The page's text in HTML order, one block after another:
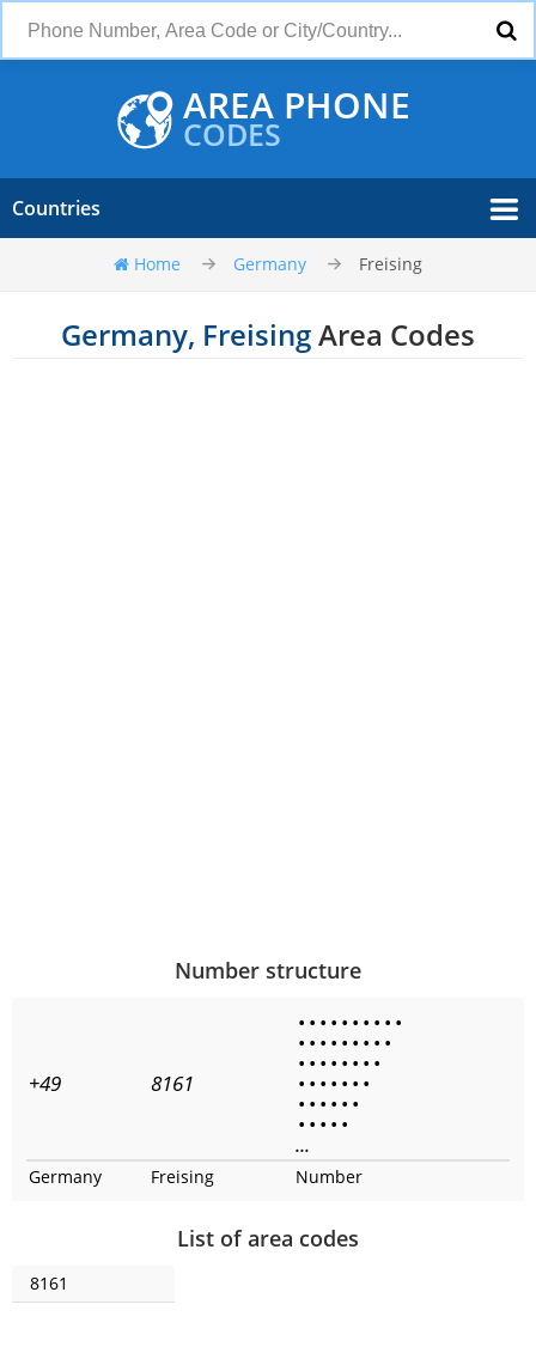
AREA PHONE
CODES
Countries
Home Germany Freising
Germany, FreisingArea Codes
Number structure
+49 8161
• • • • • • • • • •
• • • • • • • • •
• • • • • • • •
• • • • • • •
• • • • • •
• • • • •
...
Germany Freising Number
List of area codes
8161